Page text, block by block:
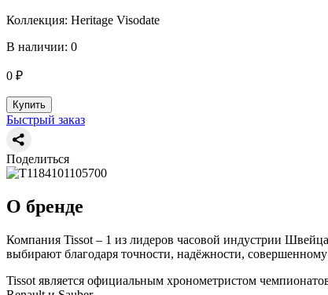
Коллекция: Heritage Visodate
В наличии: 0
0 ₽
Купить
Быстрый заказ
Поделиться
О бренде
Компания Tissot – 1 из лидеров часовой индустрии
выбирают благодаря точности, надёжности,
Tissot является официальным хронометристом